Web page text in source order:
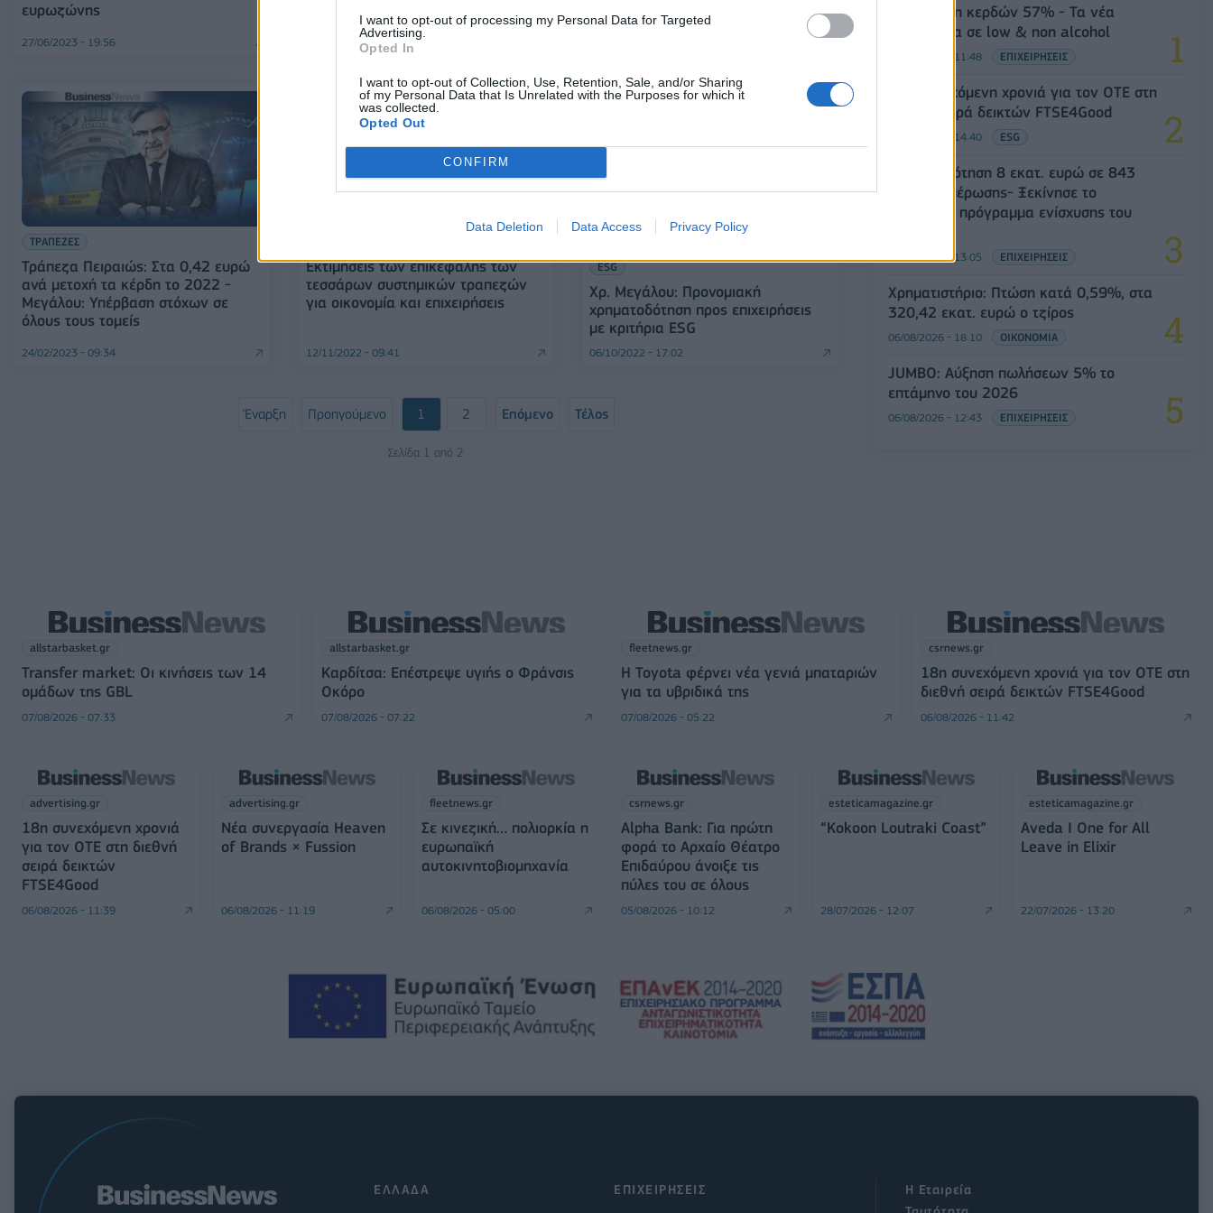
I want to opt-out of processing my Personal Data for Targeted
Advertising.
Opted In
I want to opt-out of Collection, Use, Retention, Sale, and/or Sharing
of my Personal Data that Is Unrelated with the Purposes for which it
was collected.
Opted Out
CONFIRM
Data Deletion Data Access Privacy Policy
ευρωζώνης
27/06/2023 - 19:56 07/06/2023 - 14:31
αλλάξουν την οικονομία
ΤΡΑΠΕΖΕΣ
Τράπεζα Πειραιώς: Στα 0,42 ευρώ
ανά μετοχή τα κέρδη το 2022 -
Μεγάλου: Υπέρβαση στόχων σε
όλους τους τομείς
24/02/2023 - 09:34
Εκτιμήσεις των επικεφαλής των
τεσσάρων συστημικών τραπεζών
για οικονομία και επιχειρήσεις
12/11/2022 - 09:41
ESG
Χρ. Μεγάλου: Προνομιακή
χρηματοδότηση προς επιχειρήσεις
με κριτήρια ESG
06/10/2022 - 17:02
Έναρξη Προηγούμενο 1 2 Επόμενο Τέλος
Σελίδα 1 από 2
και αύξηση κερδών 57% - Τα νέα
στοιχήματα σε low & non alcohol
06/08/2026 - 11:48 ΕΠΙΧΕΙΡΗΣΕΙΣ
18η συνεχόμενη χρονιά για τον ΟΤΕ στη
διεθνή σειρά δεικτών FTSE4Good
06/08/2026 - 14:40 ESG
Χρηματοδότηση 8 εκατ. ευρώ σε 843
μέσα ενημέρωσης- Ξεκίνησε το
πενταετές πρόγραμμα ενίσχυσης του
06/08/2026 - 13:05 ΕΠΙΧΕΙΡΗΣΕΙΣ
Χρηματιστήριο: Πτώση κατά 0,59%, στα
320,42 εκατ. ευρώ ο τζίρος
06/08/2026 - 18:10 ΟΙΚΟΝΟΜΙΑ
JUMBO: Αύξηση πωλήσεων 5% το
επτάμηνο του 2026
06/08/2026 - 12:43 ΕΠΙΧΕΙΡΗΣΕΙΣ
allstarbasket.gr
Transfer market: Οι κινήσεις των 14
ομάδων της GBL
07/08/2026 - 07:33
allstarbasket.gr
Καρδίτσα: Επέστρεψε υγιής ο Φράνσις
Οκόρο
07/08/2026 - 07:22
fleetnews.gr
Η Toyota φέρνει νέα γενιά μπαταριών
για τα υβριδικά της
07/08/2026 - 05:22
csrnews.gr
18η συνεχόμενη χρονιά για τον ΟΤΕ στη
διεθνή σειρά δεικτών FTSE4Good
06/08/2026 - 11:42
advertising.gr
18η συνεχόμενη χρονιά
για τον ΟΤΕ στη διεθνή
σειρά δεικτών
FTSE4Good
06/08/2026 - 11:39
advertising.gr
Νέα συνεργασία Heaven
of Brands × Fussion
06/08/2026 - 11:19
fleetnews.gr
Σε κινεζική… πολιορκία η
ευρωπαϊκή
αυτοκινητοβιομηχανία
06/08/2026 - 05:00
csrnews.gr
Alpha Bank: Για πρώτη
φορά το Αρχαίο Θέατρο
Επιδαύρου άνοιξε τις
πύλες του σε όλους
05/08/2026 - 10:12
esteticamagazine.gr
“Kokoon Loutraki Coast”
28/07/2026 - 12:07
esteticamagazine.gr
Aveda I One for All
Leave in Elixir
22/07/2026 - 13:20
ΕΠΙΧΕΙΡΗΣΕΙΣ
ΕΛΛΑΔΑ
Η Εταιρεία